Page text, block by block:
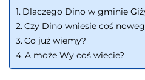
Dlaczego Dino w gminie
Czy Dino wniesie coś
Co już wiemy?
A może Wy coś wiecie?